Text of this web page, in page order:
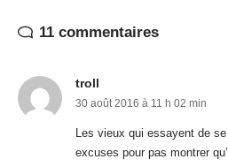
pas dire que tu était enfermé
que tu allais rater tes études
proportion de cas extrêmes
avec tout.